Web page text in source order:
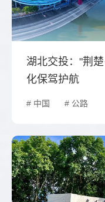
湖北交投："荆
化保驾护航
# 中国 # 公路